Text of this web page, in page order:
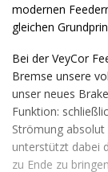
modernen
gleichen
Bei der VeyCor
Bremse unsere
unser neues
Funktion:
Strömung
unterstützt dabei
zu Ende zu